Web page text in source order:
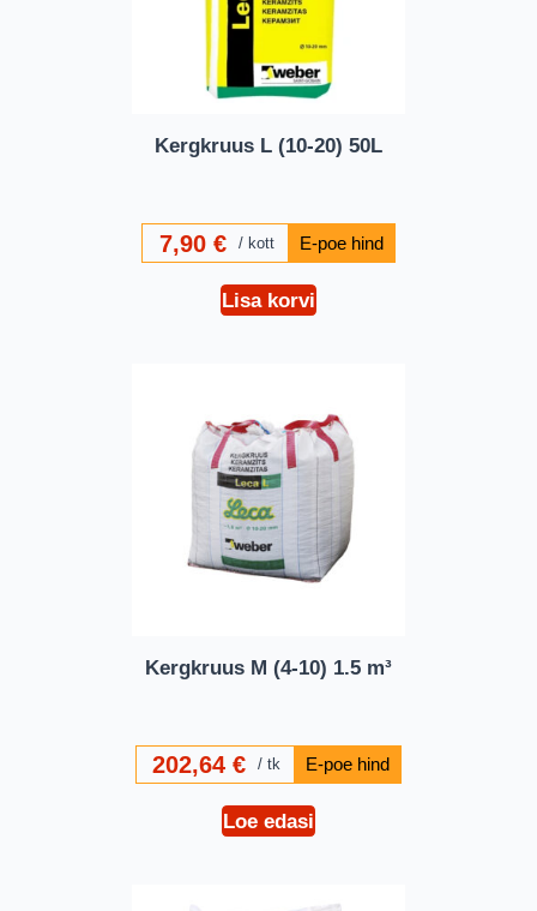
Kergkruus L (10-20) 50L
7,90 € kott
Lisa korvi
Kergkruus M (4-10) 1.5 m³
202,64€ tk
Loe edasi